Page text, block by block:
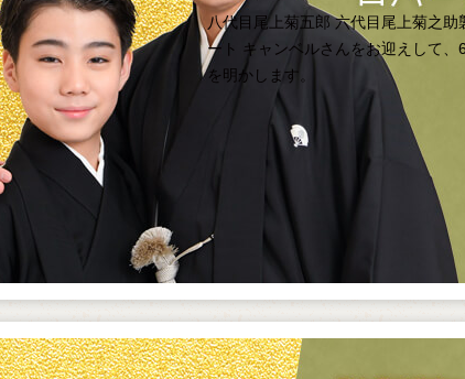
八代目尾上菊五郎 六代目尾上菊之
ート キャンベルさんをお迎えして
を明かします。